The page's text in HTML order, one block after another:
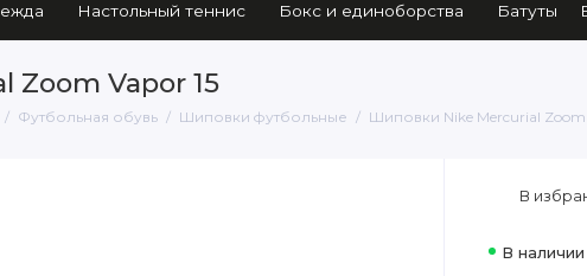
Настольный теннис Бокс и единоборства Батуты
Vapor 15
Футбольная обувь Шиповки футбольные Шиповки Nike Mercurial Zoom
В наличии
В